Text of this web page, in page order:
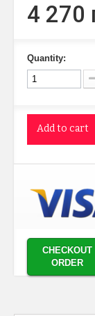
4 270
Quantity:
Add to cart
CHECKOUT
ORDER